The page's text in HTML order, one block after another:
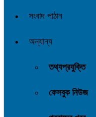
সংবাদ পাঠান
অন্যান্য
তথ্যপ্রযুক্তি
ফেসবুক নিউজ